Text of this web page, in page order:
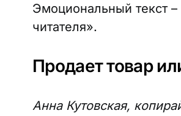
Эмоциональный текст
читателя».
Продает товар
Анна Кутовская,